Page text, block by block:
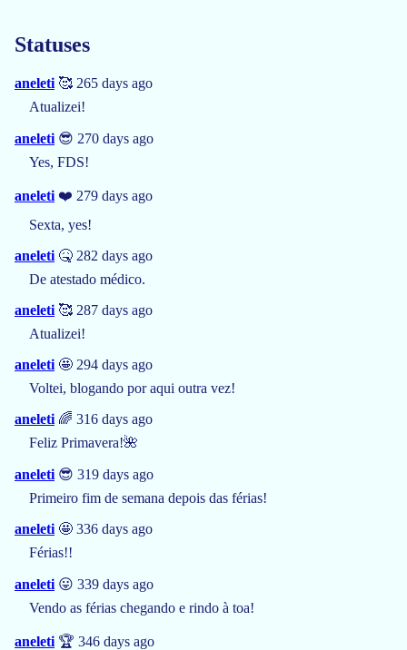
Statuses
aneleti 🥰 265 days ago
Atualizei!
aneleti 😎 270 days ago
Yes, FDS!
aneleti ❤️ 279 days ago
Sexta, yes!
aneleti 🤒 282 days ago
De atestado médico.
aneleti 🥰 287 days ago
Atualizei!
aneleti 🤩 294 days ago
Voltei, blogando por aqui outra vez!
aneleti 🌈 316 days ago
Feliz Primavera!🌺
aneleti 😎 319 days ago
Primeiro fim de semana depois das férias!
aneleti 🤩 336 days ago
Férias!!
aneleti 😛 339 days ago
Vendo as férias chegando e rindo à toa!
aneleti 🏆 346 days ago